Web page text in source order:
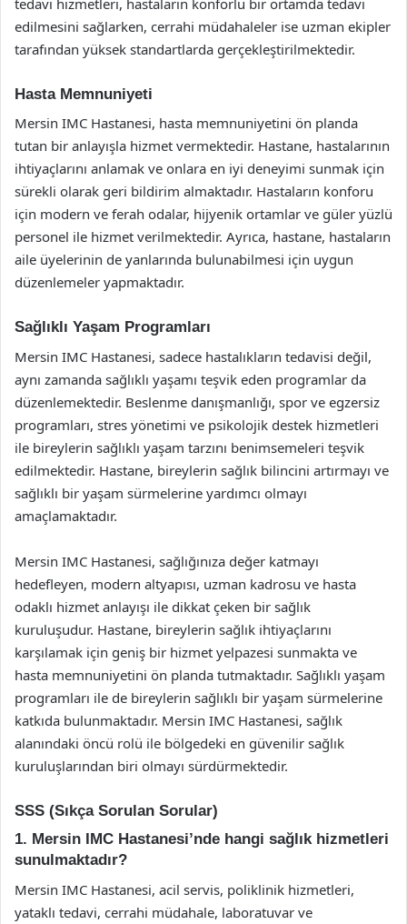
edilmesini sağlarken, cerrahi müdahaleler ise uzman ekipler
tarafından yüksek standartlarda gerçekleştirilmektedir.
Hasta Memnuniyeti
Mersin IMC Hastanesi, hasta memnuniyetini ön planda
tutan bir anlayışla hizmet vermektedir. Hastane, hastalarının
ihtiyaçlarını anlamak ve onlara en iyi deneyimi sunmak için
sürekli olarak geri bildirim almaktadır. Hastaların konforu
için modern ve ferah odalar, hijyenik ortamlar ve güler yüzlü
personel ile hizmet verilmektedir. Ayrıca, hastane, hastaların
aile üyelerinin de yanlarında bulunabilmesi için uygun
düzenlemeler yapmaktadır.
Sağlıklı Yaşam Programları
Mersin IMC Hastanesi, sadece hastalıkların tedavisi değil,
aynı zamanda sağlıklı yaşamı teşvik eden programlar da
düzenlemektedir. Beslenme danışmanlığı, spor ve egzersiz
programları, stres yönetimi ve psikolojik destek hizmetleri
ile bireylerin sağlıklı yaşam tarzını benimsemeleri teşvik
edilmektedir. Hastane, bireylerin sağlık bilincini artırmayı ve
sağlıklı bir yaşam sürmelerine yardımcı olmayı
amaçlamaktadır.
Mersin IMC Hastanesi, sağlığınıza değer katmayı
hedefleyen, modern altyapısı, uzman kadrosu ve hasta
odaklı hizmet anlayışı ile dikkat çeken bir sağlık
kuruluşudur. Hastane, bireylerin sağlık ihtiyaçlarını
karşılamak için geniş bir hizmet yelpazesi sunmakta ve
hasta memnuniyetini ön planda tutmaktadır. Sağlıklı yaşam
programları ile de bireylerin sağlıklı bir yaşam sürmelerine
katkıda bulunmaktadır. Mersin IMC Hastanesi, sağlık
alanındaki öncü rolü ile bölgedeki en güvenilir sağlık
kuruluşlarından biri olmayı sürdürmektedir.
SSS (Sıkça Sorulan Sorular)
1. Mersin IMC Hastanesi’nde hangi sağlık hizmetleri
sunulmaktadır?
Mersin IMC Hastanesi, acil servis, poliklinik hizmetleri,
yataklı tedavi, cerrahi müdahale, laboratuvar ve